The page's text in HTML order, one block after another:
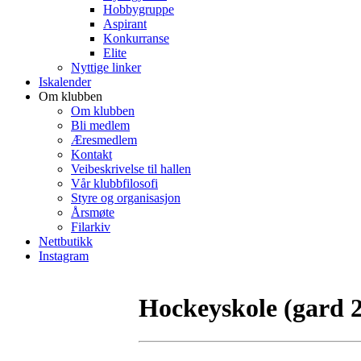
Hobbygruppe
Aspirant
Konkurranse
Elite
Nyttige linker
Iskalender
Om klubben
Om klubben
Bli medlem
Æresmedlem
Kontakt
Veibeskrivelse til hallen
Vår klubbfilosofi
Styre og organisasjon
Årsmøte
Filarkiv
Nettbutikk
Instagram
Hockeyskole (gard